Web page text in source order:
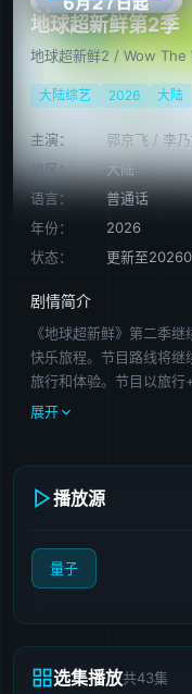
地球超新鲜第2季
地球超新鲜2 / Wow The
大陆综艺 2026 大陆
主演： 郭京飞 / 李
地区：
大陆
语言：
普通话
年份：
2026
状态：
更新至
剧情简介
《地球超新鲜》第二季
快乐旅程。节目路线将继
旅行和体验。节目以旅
点，不仅延续赛道欢乐属
展开
播放源
量子
选集播放共43集